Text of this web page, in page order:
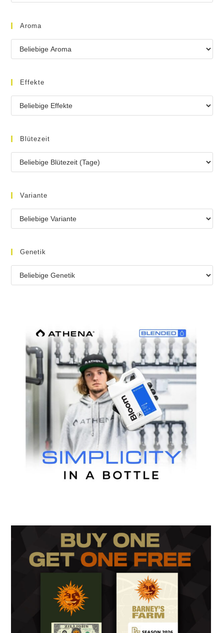
Aroma
Effekte
Blütezeit
Variante
Genetik